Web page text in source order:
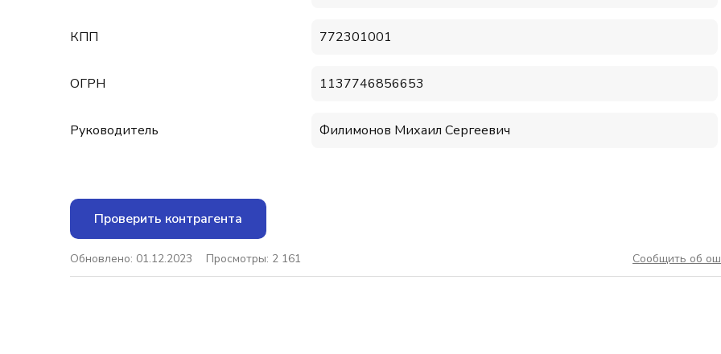
КПП 772301001
ОГРН 1137746856653
Руководитель Филимонов Михаил Сергеевич
Проверить контрагента
Обновлено: 01.12.2023 Просмотры: 2 161 Сообщить об